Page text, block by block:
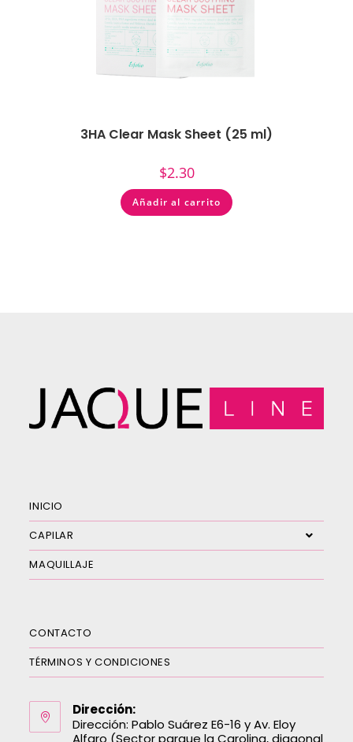
3HA Clear Mask Sheet (25 ml)
$2.30
Añadir al carrito
INICIO
CAPILAR
MAQUILLAJE
CONTACTO
TÉRMINOS Y CONDICIONES
Dirección:
Dirección: Pablo Suárez E6-16 y Av. Eloy
Alfaro (Sector parque la Carolina, diagonal